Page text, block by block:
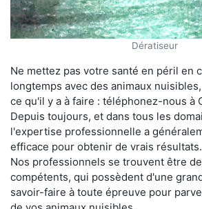
Dératiseur
Ne mettez pas votre santé en péril en
longtemps avec des animaux
ce qu'il y a à faire : téléphonez-nous à
Depuis toujours, et dans tous les
l'expertise professionnelle a
efficace pour obtenir de vrais résultats.
Nos professionnels se trouvent être
compétents, qui possèdent d'une
savoir-faire à toute épreuve pour